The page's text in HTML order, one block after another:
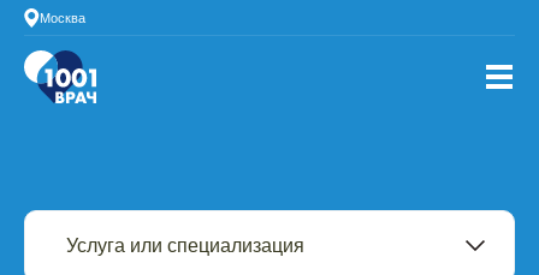
Москва